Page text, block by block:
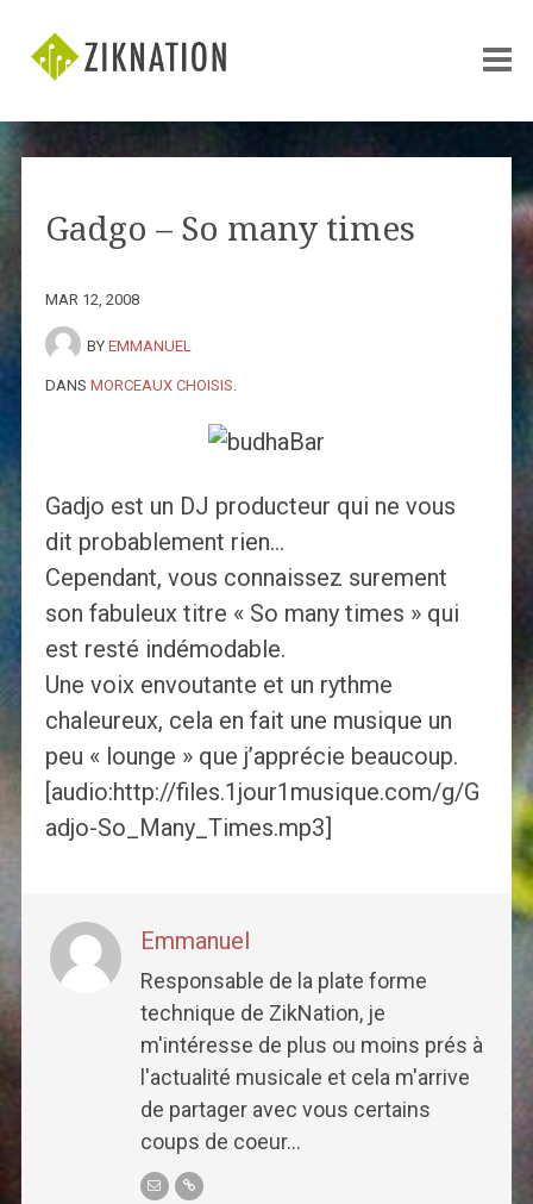
Gadgo – So many times
MAR 12, 2008
BY EMMANUEL
DANS MORCEAUX CHOISIS
Gadjo est un DJ producteur qui ne vous
dit probablement rien…
Cependant, vous connaissez surement
son fabuleux titre « So many times » qui
est resté indémodable.
Une voix envoutante et un rythme
chaleureux, cela en fait une musique un
peu « lounge » que j’apprécie beaucoup.
[audio:http://files.1jour1musique.com/g/G
adjo-So_Many_Times.mp3]
Emmanuel
Responsable de la plate forme
technique de ZikNation, je
m'intéresse de plus ou moins prés à
l'actualité musicale et cela m'arrive
de partager avec vous certains
coups de coeur...